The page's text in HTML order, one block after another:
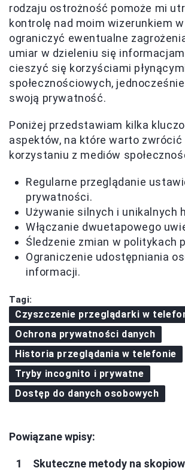
rodzaju ostrożność pomoże mi
kontrolę nad moim wizerunkiem
ograniczyć ewentualne
umiar w dzieleniu się
cieszyć się korzyściami
społecznościowych,
swoją prywatność.
Poniżej przedstawiam kilka
aspektów, na które warto zwrócić
korzystaniu z mediów
Regularne przeglądanie
prywatności.
Używanie silnych i unikalnych
Włączanie dwuetapowego
Śledzenie zmian w politykach
Ograniczenie udostępniania
informacji.
Tagi:
Czyszczenie przeglądarki w
Ochrona prywatności danych
Historia przeglądania w telefonie
Tryby incognito i prywatne
Dostęp do danych osobowych
Powiązane wpisy:
Skuteczne metody na